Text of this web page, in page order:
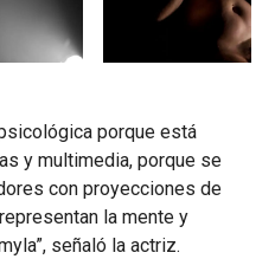
psicológica porque está
y multimedia, porque se
con proyecciones de
la mente y
señaló la actriz.